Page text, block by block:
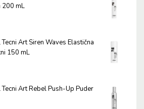
200 mL
Art Siren Waves Elastična
150 mL
Art Rebel Push-Up Puder